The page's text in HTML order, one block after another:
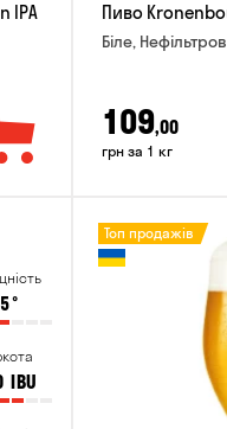
IPA Пиво
Біле,
109,00
грн за 1 кг
°
IBU
Топ продажів